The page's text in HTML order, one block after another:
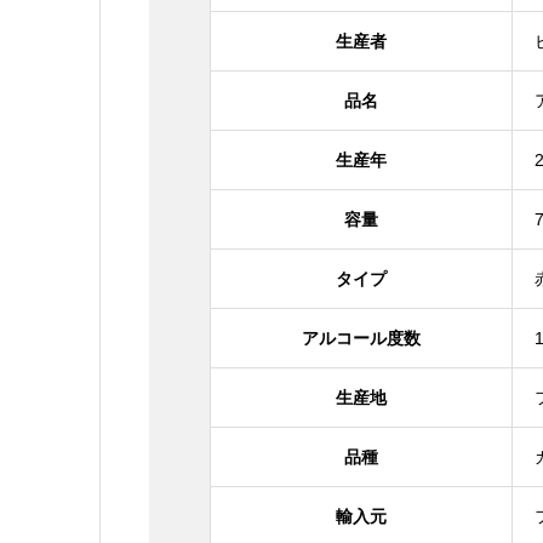
生産者
品名
生産年
容量
タイプ
アルコール度数
生産地
品種
輸入元